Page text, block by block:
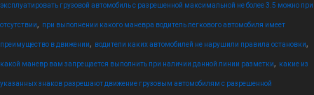
эксплуатировать грузовой автомобиль с разрешенной максимальной не более 3.5 можно при
отсутствии, при выполнении какого маневра водитель легкового автомобиля имеет
преимущество в движении, водители каких автомобилей не нарушили правила остановки,
какой маневр вам запрещается выполнить при наличии данной линии разметки, какие из
указанных знаков разрешают движение грузовым автомобилям с разрешенной